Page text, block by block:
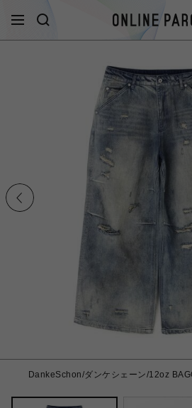
DankeSchon/ダンケシェーン/12oz